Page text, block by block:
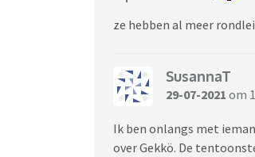
ze hebben al meer
SusannaT
29-07-2021 om
Ik ben onlangs met
over Gekkö. De